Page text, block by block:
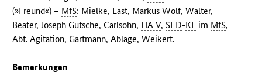
(»Freund«) – MfS: Mielke, Last, Markus Wolf, Walter,
Beater, Joseph Gutsche, Carlsohn, HA V,SED-KL im MfS,
Abt. Agitation, Gartmann, Ablage, Weikert.
Bemerkungen